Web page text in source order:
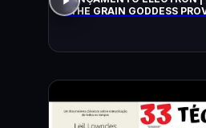
"THE GRAIN GODDESS